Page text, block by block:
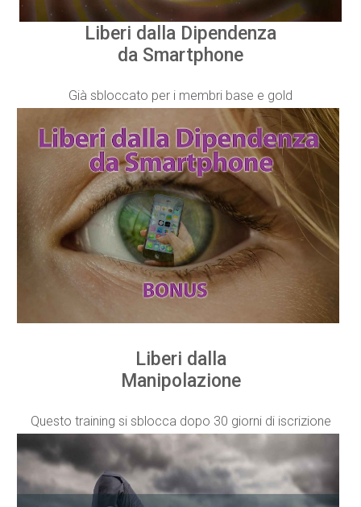
Liberi dalla Dipendenza
da Smartphone
Già sbloccato per i membri base e gold
Liberi dalla
Manipolazione
Questo training si sblocca dopo 30 giorni di iscrizione